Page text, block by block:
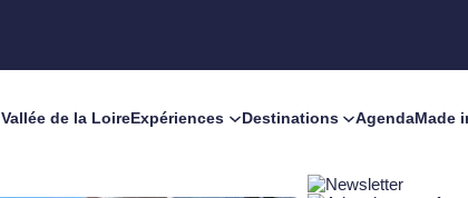
Vallée de la LoireExpériences Destinations AgendaMade